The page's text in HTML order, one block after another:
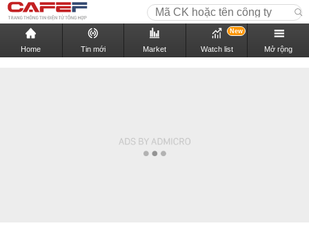
Home Tin mới Market Watch list
New
Mở rộng